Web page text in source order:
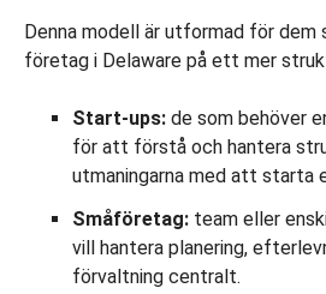
Denna modell är utformad för
företag i Delaware på ett mer
Start-ups: de som behöver
för att förstå och hantera
utmaningarna med att starta
Småföretag: team eller
vill hantera planering,
förvaltning centralt.